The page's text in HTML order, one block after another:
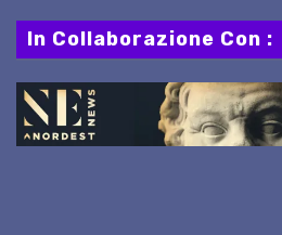
In Collaborazione Con :